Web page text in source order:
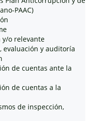
PAAC)
o relevante
evaluación y auditoría
de cuentas ante la
de cuentas a la
de inspección,